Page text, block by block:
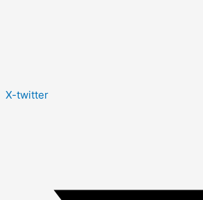
X-twitter